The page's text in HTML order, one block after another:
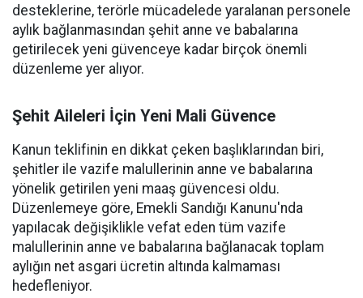
desteklerine, terörle mücadelede yaralanan personele
aylık bağlanmasından şehit anne ve babalarına
getirilecek yeni güvenceye kadar birçok önemli
düzenleme yer alıyor.
Şehit Aileleri İçin Yeni Mali Güvence
Kanun teklifinin en dikkat çeken başlıklarından biri,
şehitler ile vazife malullerinin anne ve babalarına
yönelik getirilen yeni maaş güvencesi oldu.
Düzenlemeye göre, Emekli Sandığı Kanunu'nda
yapılacak değişiklikle vefat eden tüm vazife
malullerinin anne ve babalarına bağlanacak toplam
aylığın net asgari ücretin altında kalmaması
hedefleniyor.